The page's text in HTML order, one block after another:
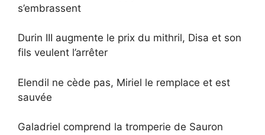
s’embrassent
Durin III augmente le prix du mithril, Disa et son
fils veulent l’arrêter
Elendil ne cède pas, Miriel le remplace et est
sauvée
Galadriel comprend la tromperie de Sauron